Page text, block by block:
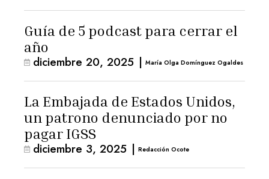
Guía de 5 podcast para cerrar el
año
diciembre 20, 2025 | María Olga Domínguez Ogaldes
La Embajada de Estados Unidos,
un patrono denunciado por no
pagar IGSS
diciembre 3, 2025 | Redacción Ocote